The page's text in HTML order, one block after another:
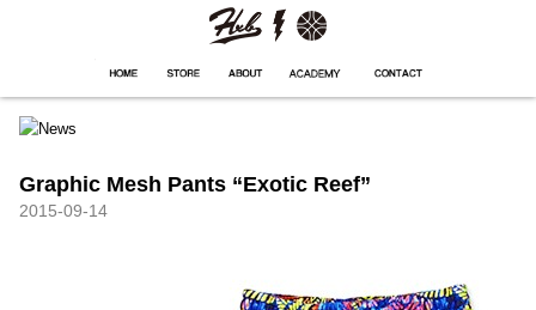
Graphic Mesh Pants “Exotic Reef”
2015-09-14